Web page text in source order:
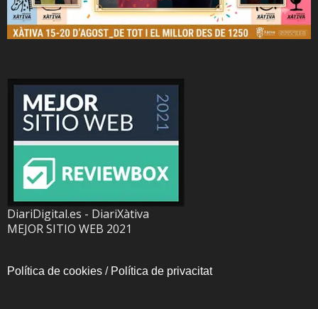
DiariDigital.es - DiariXàtiva
MEJOR SITIO WEB 2021
Política de cookies / Política de privacitat